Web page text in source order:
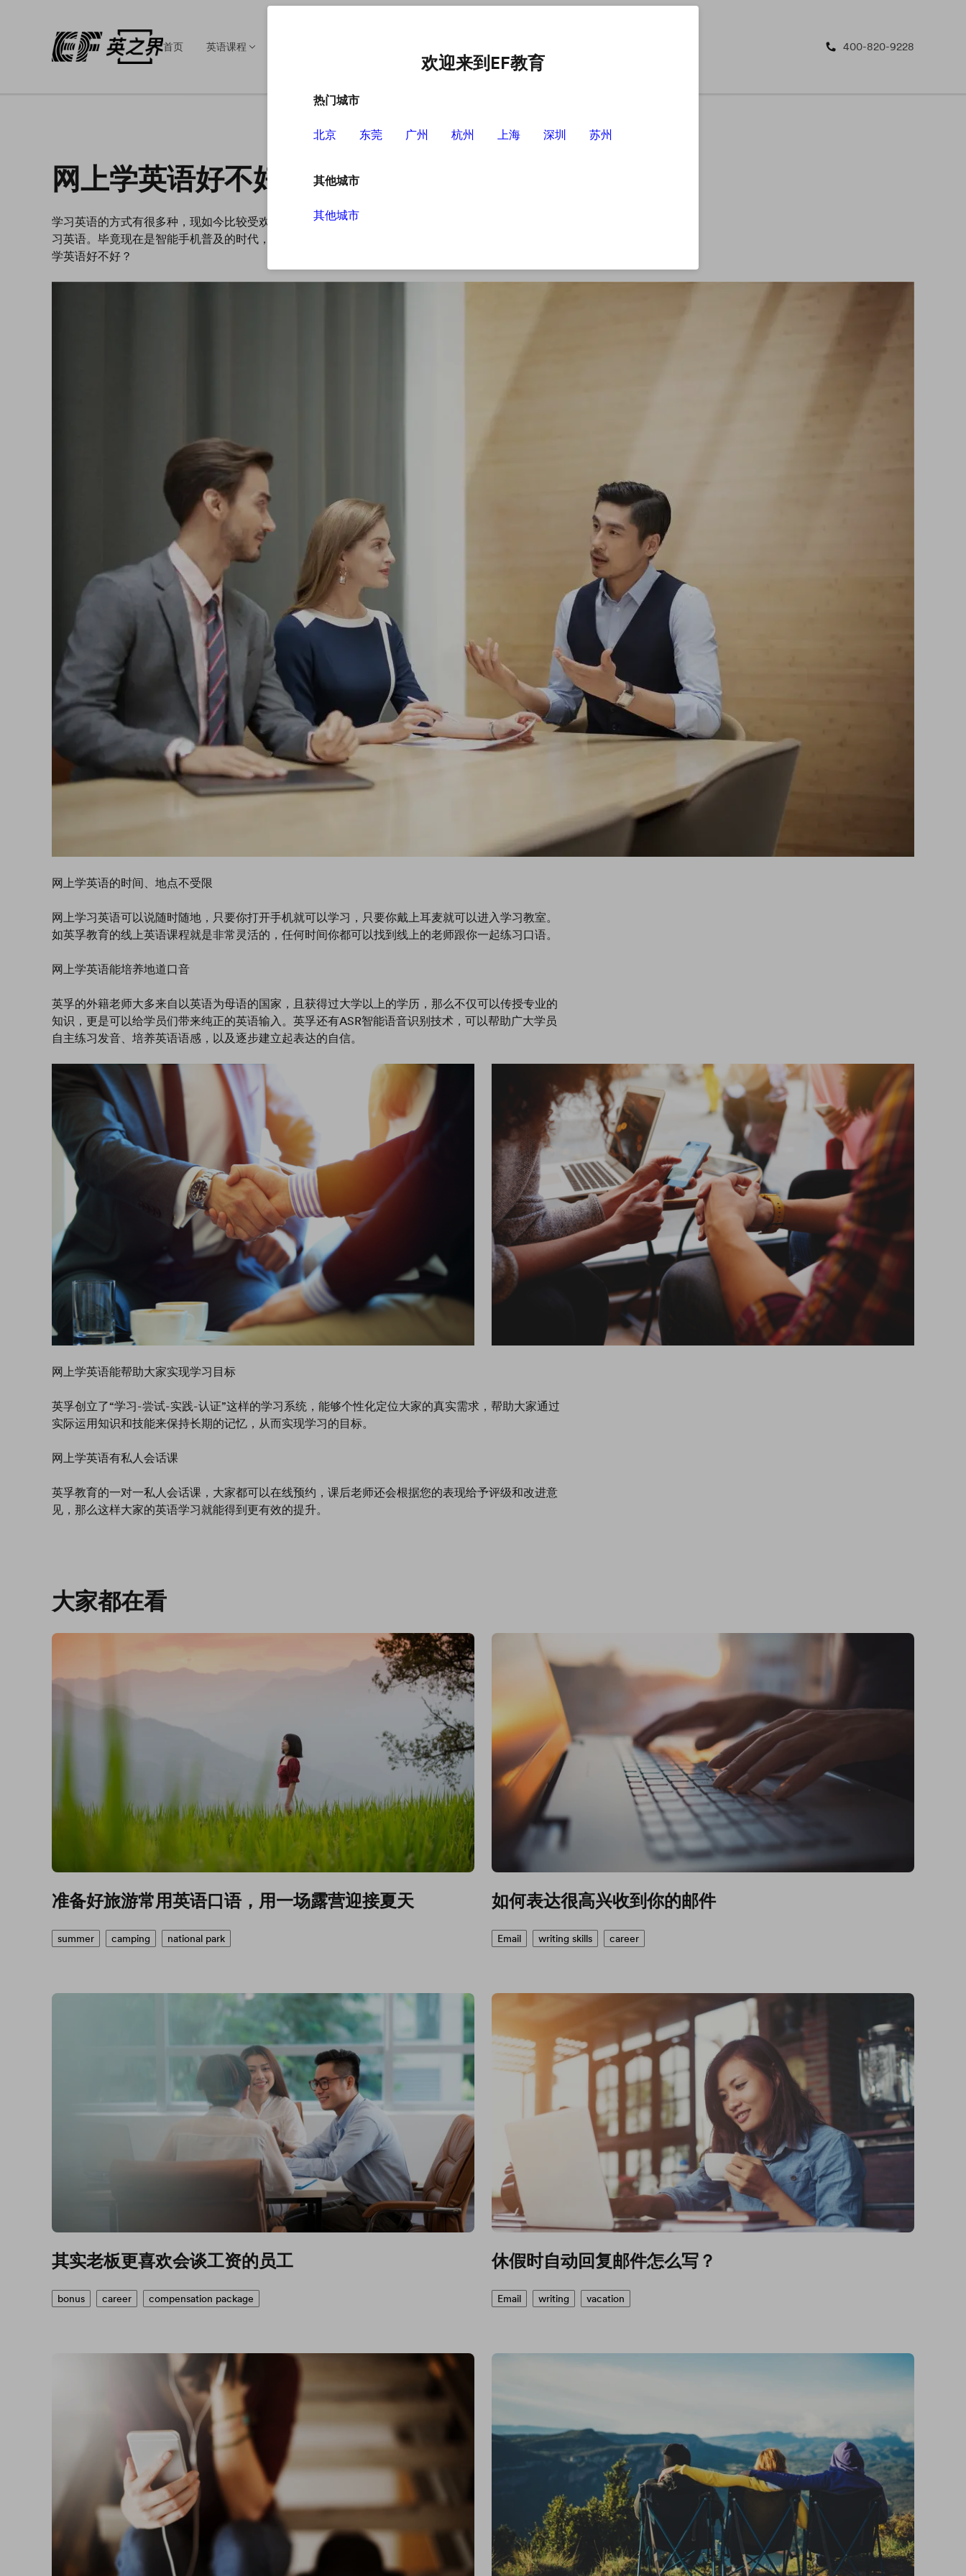
首页 英语课程 400-820-9228
网上学英语好不好？
学习英语的方式有很多种，现如今比较受欢迎的就是线上教学，不少的学员都会选择这样的方式来学
习英语。毕竟现在是智能手机普及的时代，移动设备都是非常方便的，那么接下来我们就来看看网上
学英语好不好？
网上学英语的时间、地点不受限
网上学习英语可以说随时随地，只要你打开手机就可以学习，只要你戴上耳麦就可以进入学习教室。
如英孚教育的线上英语课程就是非常灵活的，任何时间你都可以找到线上的老师跟你一起练习口语。
网上学英语能培养地道口音
英孚的外籍老师大多来自以英语为母语的国家，且获得过大学以上的学历，那么不仅可以传授专业的
知识，更是可以给学员们带来纯正的英语输入。英孚还有ASR智能语音识别技术，可以帮助广大学员
自主练习发音、培养英语语感，以及逐步建立起表达的自信。
网上学英语能帮助大家实现学习目标
英孚创立了“学习-尝试-实践-认证”这样的学习系统，能够个性化定位大家的真实需求，帮助大家通过
实际运用知识和技能来保持长期的记忆，从而实现学习的目标。
网上学英语有私人会话课
英孚教育的一对一私人会话课，大家都可以在线预约，课后老师还会根据您的表现给予评级和改进意
见，那么这样大家的英语学习就能得到更有效的提升。
大家都在看
准备好旅游常用英语口语，用一场露营迎接夏天
summer camping national park
如何表达很高兴收到你的邮件
Email writing skills career
其实老板更喜欢会谈工资的员工
bonus career compensation package
休假时自动回复邮件怎么写？
Email writing vacation
欢迎来到EF教育
热门城市
北京 东莞 广州 杭州 上海 深圳 苏州
其他城市
其他城市